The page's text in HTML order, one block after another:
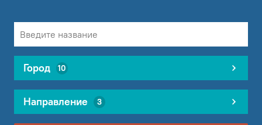
Город 10
Направление 3